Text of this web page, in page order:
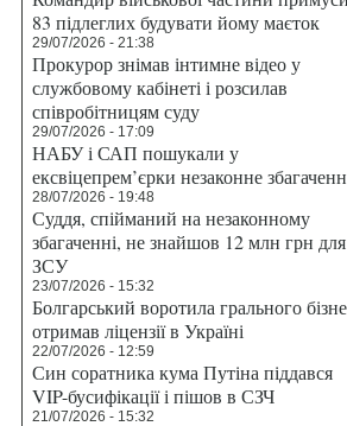
83 підлеглих будувати йому маєток
29/07/2026 - 21:38
Прокурор знімав інтимне відео у
службовому кабінеті і розсилав
співробітницям суду
29/07/2026 - 17:09
НАБУ і САП пошукали у
ексвіцепрем’єрки незаконне
28/07/2026 - 19:48
Суддя, спійманий на незаконному
збагаченні, не знайшов 12 млн грн для
ЗСУ
23/07/2026 - 15:32
Болгарський воротила грального
отримав ліцензії в Україні
22/07/2026 - 12:59
Син соратника кума Путіна піддався
VIP-бусифікації і пішов в СЗЧ
21/07/2026 - 15:32